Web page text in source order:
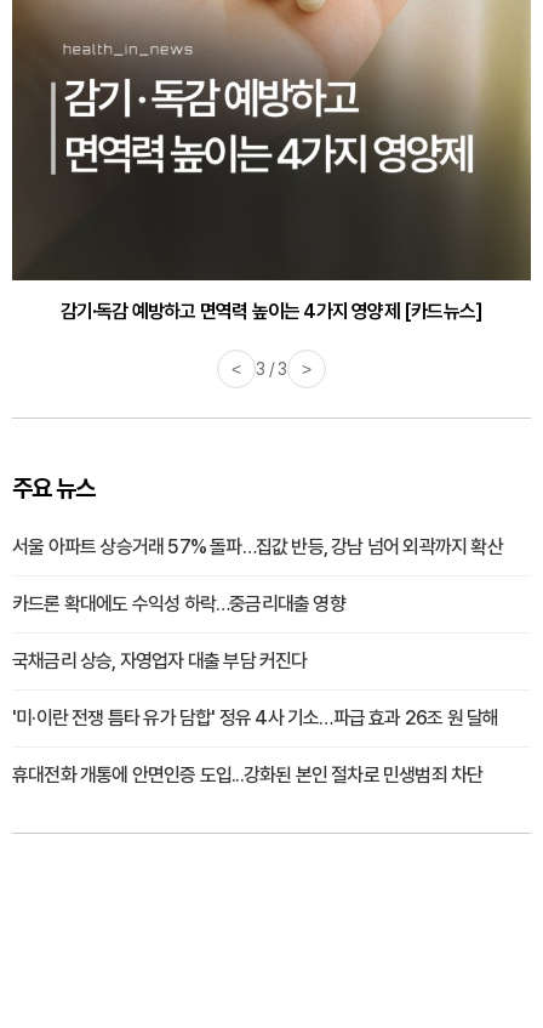
감기·독감 예방하고 면역력 높이는 4가지 영양제 [카드뉴스]
< 3 / 3 >
주요 뉴스
서울 아파트 상승거래 57% 돌파…집값 반등, 강남 넘어 외곽까지 확산
카드론 확대에도 수익성 하락…중금리대출 영향
국채금리 상승, 자영업자 대출 부담 커진다
'미·이란 전쟁 틈타 유가 담합' 정유 4사 기소…파급 효과 26조 원 달해
휴대전화 개통에 안면인증 도입...강화된 본인 절차로 민생범죄 차단